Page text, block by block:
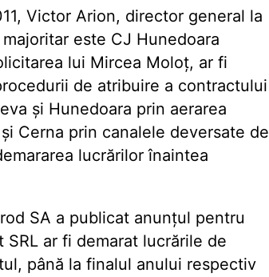
Victor Arion, director general la
este CJ Hunedoara
lui Mircea Moloț, ar fi
de atribuire a contractului
și Hunedoara prin aerarea
Cerna prin canalele deversate de
lucrărilor înaintea
SA a publicat anunțul pentru
ar fi demarat lucrările de
până la finalul anului respectiv